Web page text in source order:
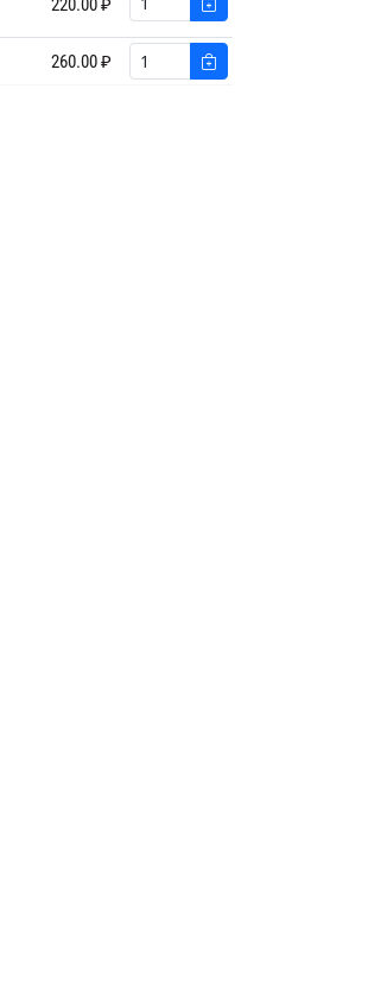
220.00 ₽
260.00 ₽